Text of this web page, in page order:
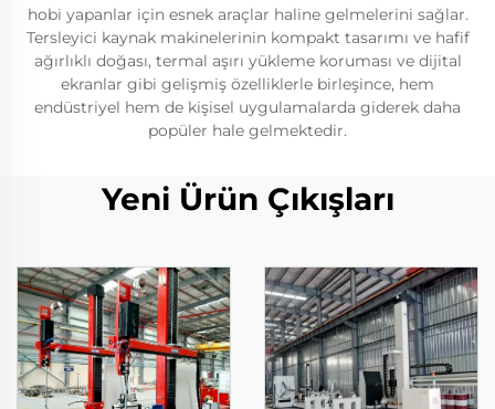
hobi yapanlar için esnek araçlar haline gelmelerini sağlar.
Tersleyici kaynak makinelerinin kompakt tasarımı ve hafif
ağırlıklı doğası, termal aşırı yükleme koruması ve dijital
ekranlar gibi gelişmiş özelliklerle birleşince, hem
endüstriyel hem de kişisel uygulamalarda giderek daha
popüler hale gelmektedir.
Yeni Ürün Çıkışları